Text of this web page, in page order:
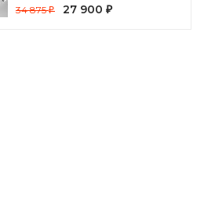
34 875₽ 27 900 ₽